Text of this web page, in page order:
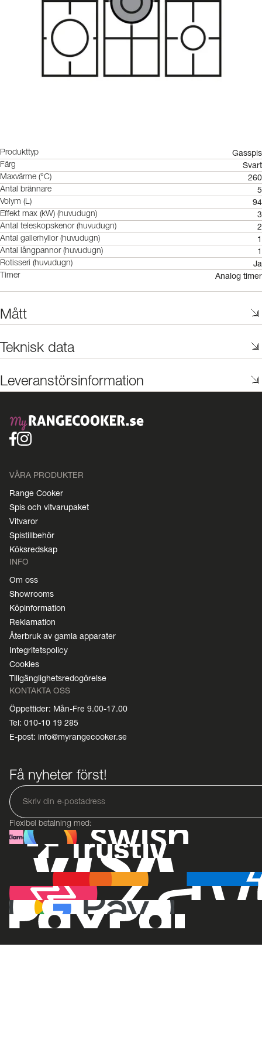
Produkttyp Gasspis
Färg Svart
Maxvärme (°C) 260
Antal brännare 5
Volym (L) 94
Effekt max (kW) (huvudugn) 3
Antal teleskopskenor (huvudugn) 2
Antal gallerhyllor (huvudugn) 1
Antal långpannor (huvudugn) 1
Rotisseri (huvudugn) Ja
Timer Analog timer
Mått
Teknisk data
Leveranstörsinformation
VÅRA PRODUKTER
Range Cooker
Spis och vitvarupaket
Vitvaror
Spistillbehör
Köksredskap
INFO
Om oss
Showrooms
Köpinformation
Reklamation
Återbruk av gamla apparater
Integritetspolicy
Cookies
Tillgänglighetsredogörelse
KONTAKTA OSS
Öppettider: Mån-Fre 9.00-17.00
Tel: 010-10 19 285
E-post: info@myrangecooker.se
Få nyheter först!
Flexibel betalning med: